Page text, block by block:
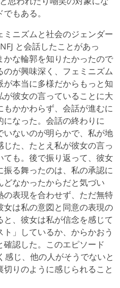
もある。
ニズムと社会のジェンダー
と会話したことがあっ
な輪郭を知りたかったので
が興味深く、フェミニズム
本当に多様だからもっと知
が彼女の言っていることに大
かかわらず、会話が進むに
なった。会話の終わりに
ないのが明らかで、私が地
た、たとえ私が彼女の言っ
も。後で振り返って、彼女
る舞ったのは、私の承認に
なかったからだと気づい
表現を合わせず、ただ無特
は私の意図と同意の表現の
、彼女は私が信念を感じて
」しているか、からかおう
認した。このエピソード
感じ、他の人がそうでないと
りのように感じられること